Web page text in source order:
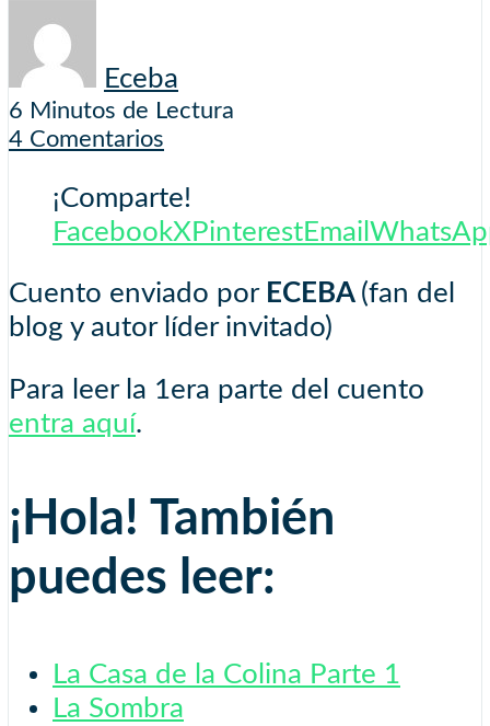
Eceba
6 Minutos de Lectura
4 Comentarios
¡Comparte!
FacebookX PinterestEmail
Cuento enviado por ECEBA (fan del
blog y autor líder invitado)
Para leer la 1era parte del cuento
entra aquí.
¡Hola! También
puedes leer:
La Casa de la Colina Parte 1
La Sombra